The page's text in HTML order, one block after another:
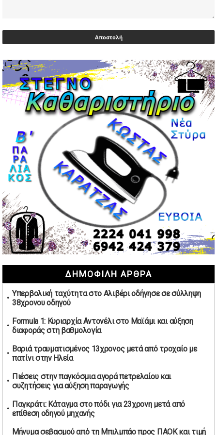
και Ολυμπιακού
02/05/2026 | 20:28
Περιστέρι: Ένταση μεταξύ ανηλίκων άφησε δύο
15χρονους τραυματίες
02/05/2026 | 18:56
Ηνωμένα Αραβικά Εμιράτα: Αίρουν τους περιορισμούς
στον εναέριο χώρο
02/05/2026 | 17:16
Η Αθηνά Λινού αφήνει ανοιχτό το ενδεχόμενο ένταξης
στον νέο πολιτικό φορέα Τσίπρα
02/05/2026 | 17:01
Αταμάν: Κανείς δεν έχει δικαίωμα να μιλά για τον πρόεδρο
και την οικογένειά του
02/05/2026 | 15:59
Μαρινάκης: Ο Ανδρουλάκης υπαναχώρησε στις
συμφωνίες για τις Ανεξάρτητες Αρχές
02/05/2026 | 09:36
Ψηφιακός έλεγχος στην αγορά: QR code για πωλήσεις
καπνικών και αλκοόλ σε 88.000 σημεία
02/05/2026 | 06:26
Καύσιμα αεροσκαφών: Διαβεβαιώσεις ΕΕ για επάρκεια
01/05/2026 | 19:54
Βελόπουλος: Κριτική σε πολιτικούς αρχηγούς για
δηλώσεις την Πρωτομαγιά
01/05/2026 | 19:33
Υπερβολική ταχύτητα στο Αλιβέρι οδήγησε σε σύλληψη
38χρονου οδηγού
01/05/2026 | 19:12
Υποψηφιότητες για τις εκλογές νέας διοίκησης του ΑΟ
Νέων Στύρων
01/05/2026 | 15:57
ΔΗΜΟΦΙΛΗ ΑΡΘΡΑ
Υπερβολική ταχύτητα στο Αλιβέρι οδήγησε σε σύλληψη
38χρονου οδηγού
Formula 1: Κυριαρχία Αντονέλι στο Μαϊάμι και αύξηση
διαφοράς στη βαθμολογία
Βαριά τραυματισμένος 13χρονος μετά από τροχαίο με
πατίνι στην Ηλεία
Πιέσεις στην παγκόσμια αγορά πετρελαίου και
συζητήσεις για αύξηση παραγωγής
Παγκράτι: Κάταγμα στο πόδι για 23χρονη μετά από
επίθεση οδηγού μηχανής
Μήνυμα σεβασμού από τη Μπιλμπάο προς ΠΑΟΚ και τιμή